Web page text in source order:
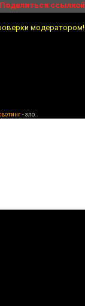
Поделиться ссылкой
модератором!
- зло.